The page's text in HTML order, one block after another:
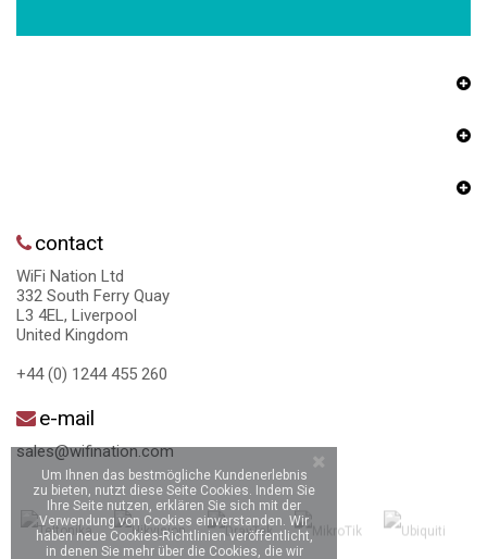
contact
WiFi Nation Ltd
332 South Ferry Quay
L3 4EL, Liverpool
United Kingdom
+44 (0) 1244 455 260
e-mail
sales@wifination.com
Um Ihnen das bestmögliche Kundenerlebnis
zu bieten, nutzt diese Seite Cookies. Indem Sie
Ihre Seite nutzen, erklären Sie sich mit der
Verwendung von Cookies einverstanden. Wir
haben neue Cookies-Richtlinien veröffentlicht,
in denen Sie mehr über die Cookies, die wir